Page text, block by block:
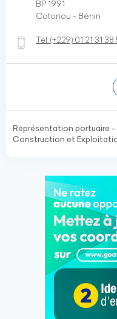
BP 1991
Cotonou - Bénin
Tel:(+229) 01 21 31 38
Représentation portuaire
Construction et